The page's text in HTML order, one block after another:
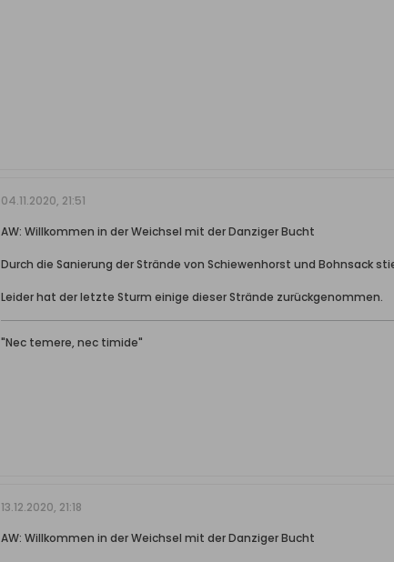
04.11.2020, 21:51
AW: Willkommen in der Weichsel mit der Danziger Bucht
Durch die Sanierung der Strände von Schiewenhorst und Bohnsack
Leider hat der letzte Sturm einige dieser Strände zurückgenommen.
"Nec temere, nec timide"
13.12.2020, 21:18
AW: Willkommen in der Weichsel mit der Danziger Bucht